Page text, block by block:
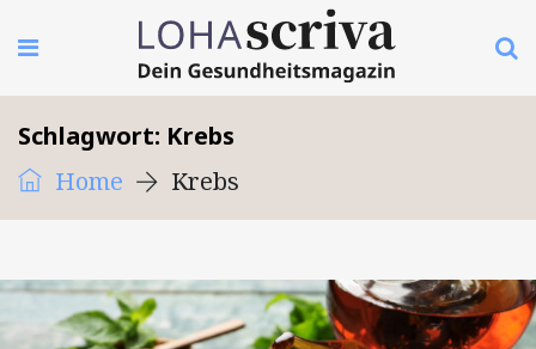
Schlagwort: Krebs
Home
Krebs